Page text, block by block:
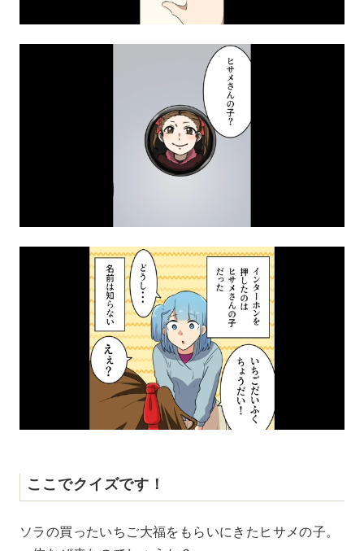
ここでクイズです！
ソラの買ったいちご大福をもらいにきたヒサメの子。